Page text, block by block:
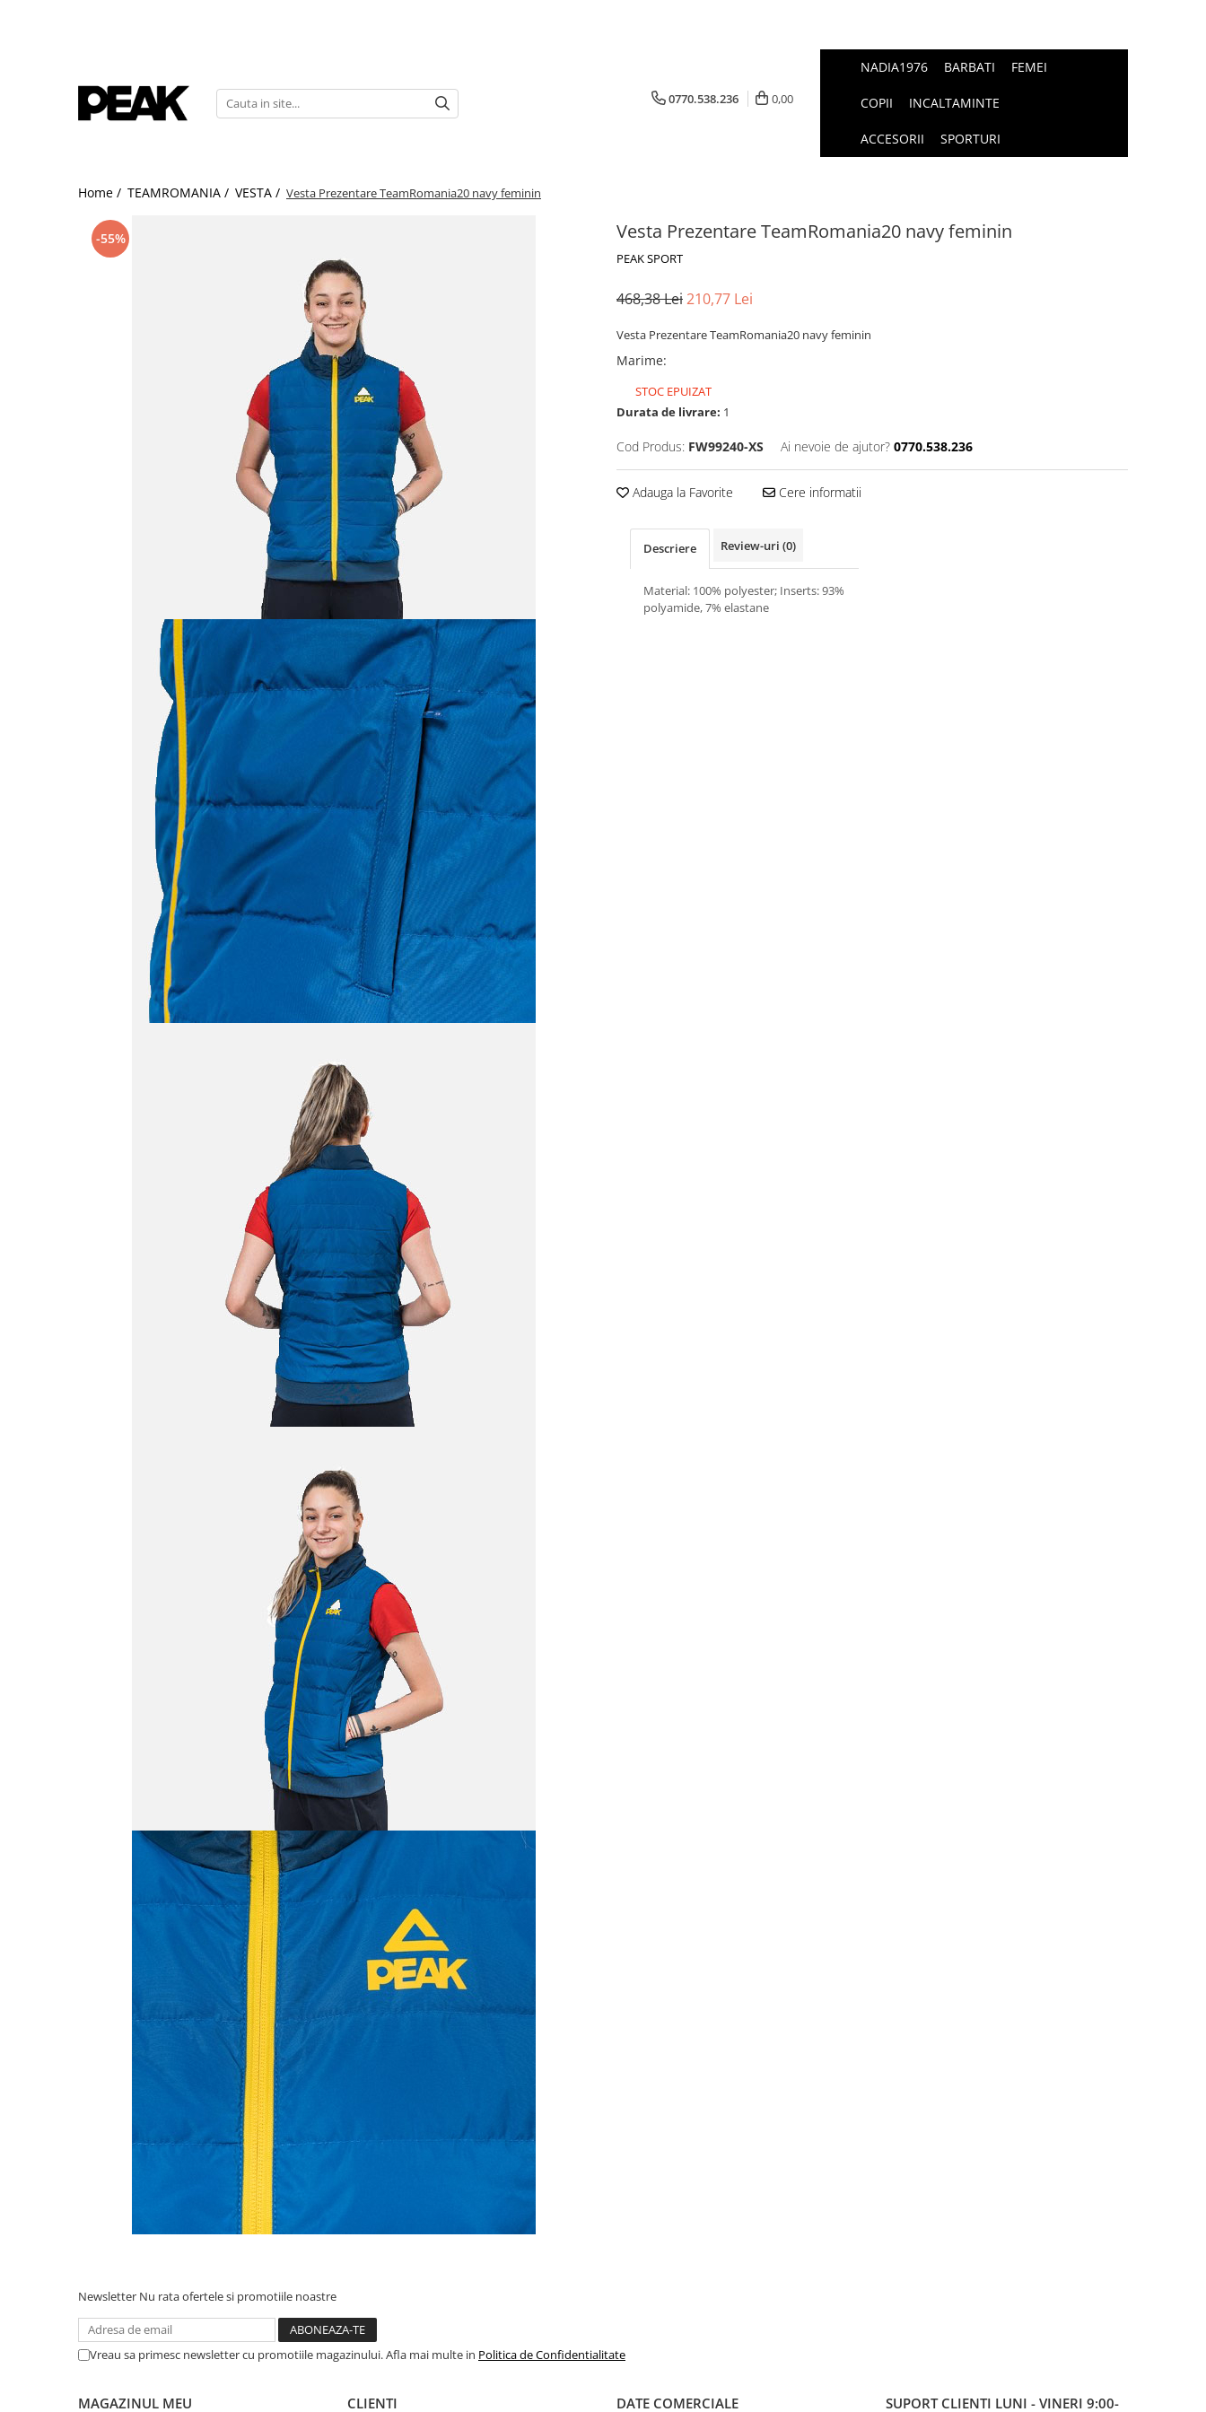
0770.538.236 0,00
NADIA1976 BARBATI FEMEI
COPII INCALTAMINTE
ACCESORII SPORTURI
Home / TEAMROMANIA / VESTA / Vesta Prezentare TeamRomania20 navy feminin
-55% Vesta Prezentare TeamRomania20 navy feminin
PEAK SPORT
468,38 Lei210,77 Lei
Vesta Prezentare TeamRomania20 navy feminin
Marime:
STOC EPUIZAT
Durata de livrare: 1
Cod Produs: FW99240-XS Ai nevoie de ajutor? 0770.538.236
Adauga la Favorite Cere informatii
Descriere Review-uri (0)
Material: 100% polyester; Inserts: 93%
polyamide, 7% elastane
Newsletter Nu rata ofertele si promotiile noastre
Vreau sa primesc newsletter cu promotiile magazinului. Afla mai multe in Politica de Confidentialitate
MAGAZINUL MEU CLIENTI DATE COMERCIALE SUPORT CLIENTI LUNI - VINERI 9:00-